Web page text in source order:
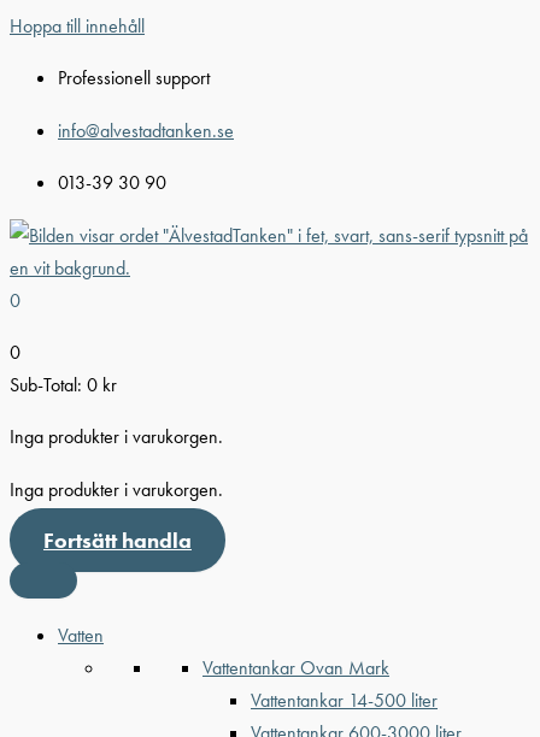
Hoppa till innehåll
Professionell support
info@alvestadtanken.se
013-39 30 90
0
0
Sub-Total: 0 kr
Inga produkter i varukorgen.
Inga produkter i varukorgen.
Fortsätt handla
Vatten
Vattentankar Ovan Mark
Vattentankar 14-500 liter